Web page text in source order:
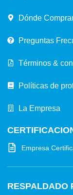
Dónde
Preguntas
Términos &
Políticas de
La Empresa
Empresa
RESPALDADO